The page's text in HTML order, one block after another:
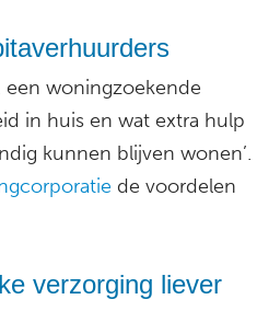
een woningzoekende
in huis en wat extra hulp
kunnen blijven wonen’.
de voordelen
verzorging liever